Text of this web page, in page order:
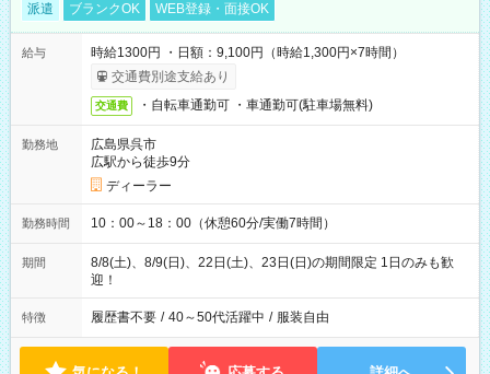
派遣 ブランクOK WEB登録・面接OK
給与
時給1300円 ・日額：9,100円（時給1,300円×7時間）
交通費別途支給あり
交通費 ・自転車通勤可 ・車通勤可(駐車場無料)
勤務地
広島県呉市
広駅から徒歩9分
ディーラー
勤務時間 10：00～18：00（休憩60分/実働7時間）
期間
8/8(土)、8/9(日)、22日(土)、23日(日)の期間限定 1日のみも歓
迎！
特徴 履歴書不要 / 40～50代活躍中 / 服装自由